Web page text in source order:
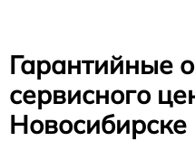
Гарантийные
сервисного
Новосибирске